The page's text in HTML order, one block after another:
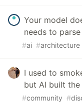
Your model
needs to
#ai #architecture
I used to
but AI built
#community #